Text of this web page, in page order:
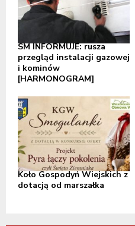
SM INFORMUJE: rusza
przegląd instalacji gazowej
i kominów
[HARMONOGRAM]
Koło Gospodyń Wiejskich z
dotacją od marszałka